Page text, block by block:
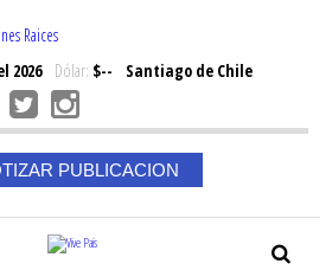
Raices
2026Dólar: $--
Santiago de Chile
PUBLICACION